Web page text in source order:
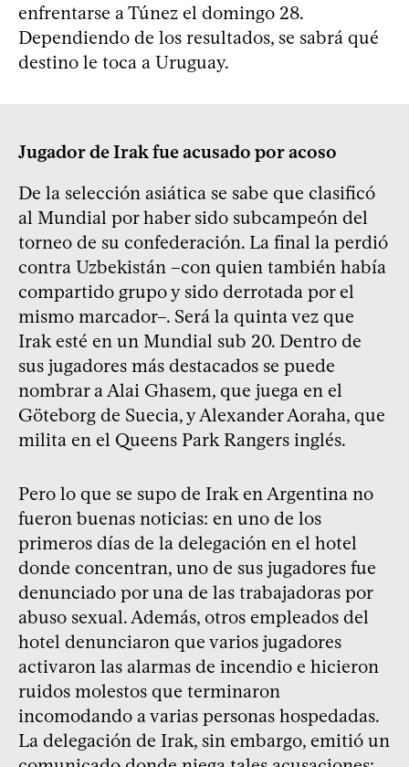
enfrentarse a Túnez el domingo 28.
Dependiendo de los resultados, se sabrá qué
destino le toca a Uruguay.
Jugador de Irak fue acusado por acoso
De la selección asiática se sabe que clasificó
al Mundial por haber sido subcampeón del
torneo de su confederación. La final la perdió
contra Uzbekistán –con quien también había
compartido grupo y sido derrotada por el
mismo marcador–. Será la quinta vez que
Irak esté en un Mundial sub 20. Dentro de
sus jugadores más destacados se puede
nombrar a Alai Ghasem, que juega en el
Göteborg de Suecia, y Alexander Aoraha, que
milita en el Queens Park Rangers inglés.
Pero lo que se supo de Irak en Argentina no
fueron buenas noticias: en uno de los
primeros días de la delegación en el hotel
donde concentran, uno de sus jugadores fue
denunciado por una de las trabajadoras por
abuso sexual. Además, otros empleados del
hotel denunciaron que varios jugadores
activaron las alarmas de incendio e hicieron
ruidos molestos que terminaron
incomodando a varias personas hospedadas.
La delegación de Irak, sin embargo, emitió un